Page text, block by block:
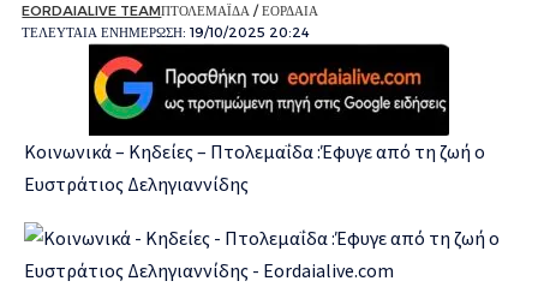
ΤΕΛΕΥΤΑΙΑ ΕΝΗΜΕΡΩΣΗ: 19/10/2025 20:24
EORDAIALIVE TEAMΠΤΟΛΕΜΑΪΔΑ / ΕΟΡΔΑΙΑ
Kοινωνικά – Κηδείες – Πτολεμαΐδα :Έφυγε από τη ζωή ο
Ευστράτιος Δεληγιαννίδης